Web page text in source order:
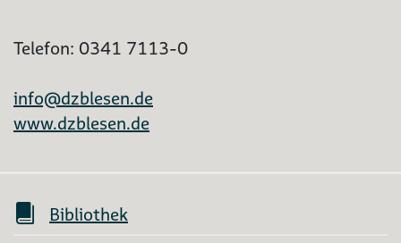
Telefon: 0341 7113-0
info@dzblesen.de
www.dzblesen.de
Bibliothek